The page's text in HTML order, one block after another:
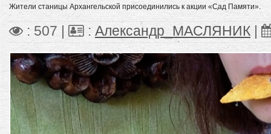
Жители станицы Архангельской присоединились к акции «Сад Памяти».
: 507 | : Александр_МАСЛЯНИК |